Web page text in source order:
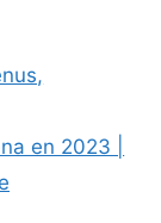
en 2023 |